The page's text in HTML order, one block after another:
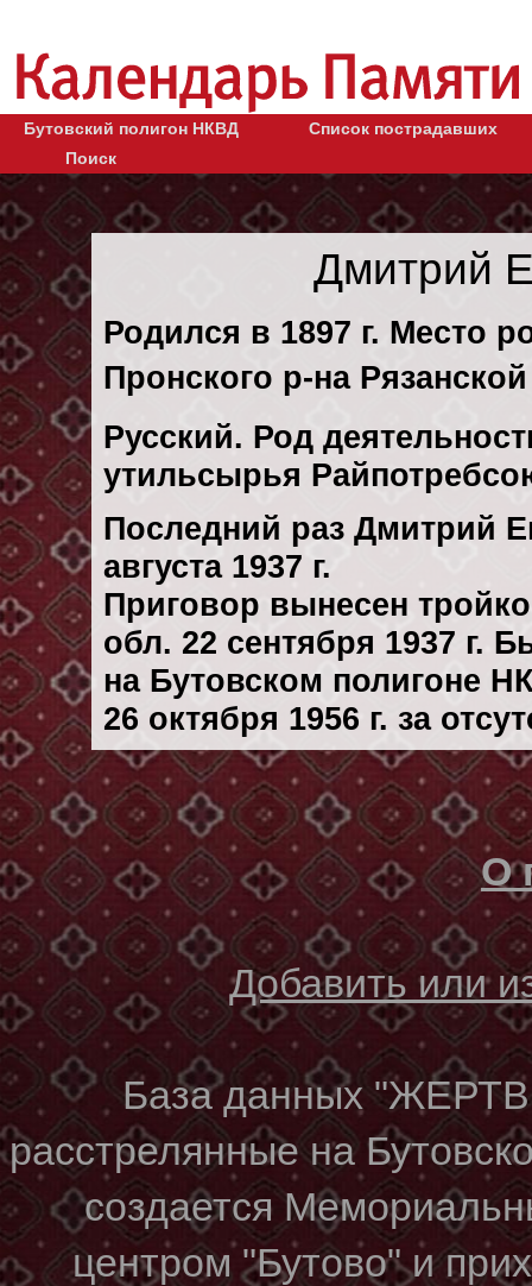
Бутовский полигон НКВД
Список пострадавших
Поиск
Дмитрий
Родился в 1897 г. Место
Пронского р-на
Русский. Род
утильсырья
Последний раз Дмитрий
августа 1937 г.
Приговор вынесен
обл. 22 сентября 1937 г.
на Бутовском полигоне
26 октября 1956 г. за
О
Добавить или
База данных
расстрелянные на
создается
центром "Бутово" и